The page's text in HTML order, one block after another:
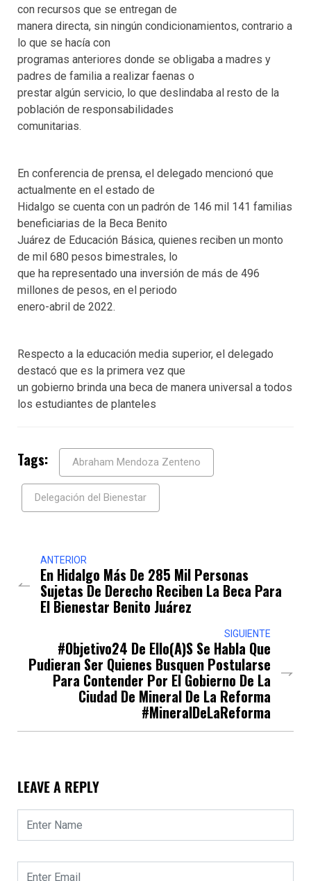
con recursos que se entregan de
manera directa, sin ningún condicionamientos, contrario a
lo que se hacía con
programas anteriores donde se obligaba a madres y
padres de familia a realizar faenas o
prestar algún servicio, lo que deslindaba al resto de la
población de responsabilidades
comunitarias.
En conferencia de prensa, el delegado mencionó que
actualmente en el estado de
Hidalgo se cuenta con un padrón de 146 mil 141 familias
beneficiarias de la Beca Benito
Juárez de Educación Básica, quienes reciben un monto
de mil 680 pesos bimestrales, lo
que ha representado una inversión de más de 496
millones de pesos, en el periodo
enero-abril de 2022.
Respecto a la educación media superior, el delegado
destacó que es la primera vez que
un gobierno brinda una beca de manera universal a todos
los estudiantes de planteles
Tags: Abraham Mendoza Zenteno
Delegación del Bienestar
ANTERIOR
En Hidalgo Más De 285 Mil Personas
Sujetas De Derecho Reciben La Beca Para
El Bienestar Benito Juárez
SIGUIENTE
#Objetivo24 De Ello(a)s Se Habla Que
Pudieran Ser Quienes Busquen Postularse
Para Contender Por El Gobierno De La
Ciudad De Mineral De La Reforma
#MineralDeLaReforma
LEAVE A REPLY